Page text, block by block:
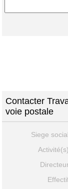
Contacter
voie postale
Siege